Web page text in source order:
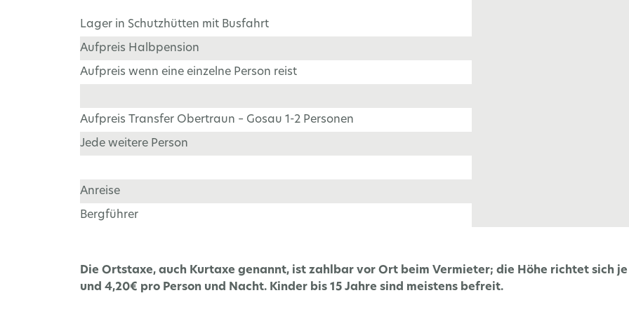
Lager in Schutzhütten mit Busfahrt
Aufpreis Halbpension
Aufpreis wenn eine einzelne Person reist
Aufpreis Transfer Obertraun – Gosau 1-2 Personen
Jede weitere Person
Anreise
Bergführer
Die Ortstaxe, auch Kurtaxe genannt, ist zahlbar vor Ort beim Vermieter; die Höhe richtet sich
und 4,20€ pro Person und Nacht. Kinder bis 15 Jahre sind meistens befreit.